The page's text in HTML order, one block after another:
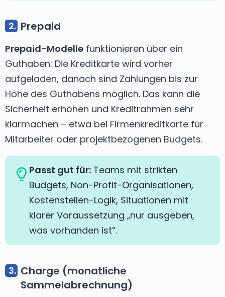
Prepaid
Prepaid-Modelle funktionieren über ein
Guthaben: Die Kreditkarte wird vorher
aufgeladen, danach sind Zahlungen bis zur
Höhe des Guthabens möglich. Das kann die
Sicherheit erhöhen und Kreditrahmen sehr
klarmachen – etwa bei Firmenkreditkarte für
Mitarbeiter oder projektbezogenen Budgets.
Passt gut für: Teams mit strikten
Budgets, Non-Profit-Organisationen,
Kostenstellen-Logik, Situationen mit
klarer Voraussetzung „nur ausgeben,
was vorhanden ist“.
Charge (monatliche
Sammelabrechnung)